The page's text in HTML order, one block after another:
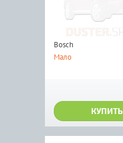
Bosch
Мало
КУПИТЬ